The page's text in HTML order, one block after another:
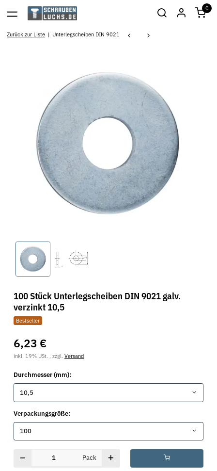
0
Zurück zur Liste Unterlegscheiben DIN 9021
100 Stück Unterlegscheiben DIN 9021 galv.
verzinkt 10,5
Bestseller
6,23 €
inkl. 19% USt. , zzgl. Versand
Durchmesser (mm):
10,5
Verpackungsgröße:
100
Pack